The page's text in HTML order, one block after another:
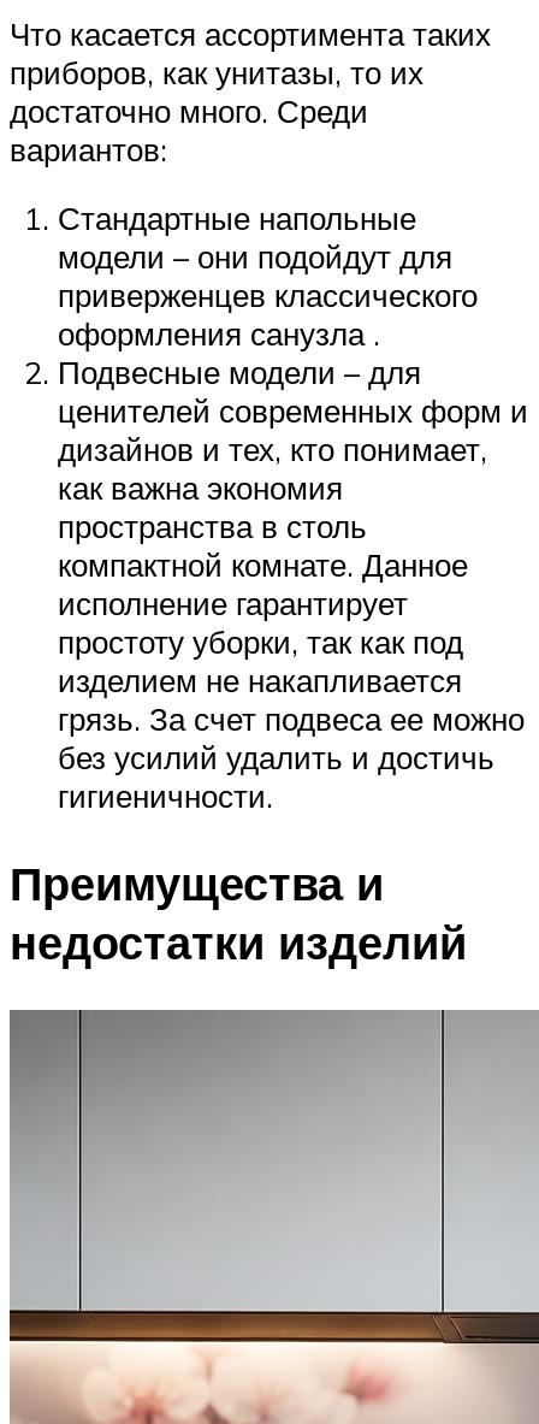
Что касается ассортимента таких
приборов, как унитазы, то их
достаточно много. Среди
вариантов:
Стандартные напольные
модели – они подойдут для
приверженцев классического
оформления санузла .
Подвесные модели – для
ценителей современных форм и
дизайнов и тех, кто понимает,
как важна экономия
пространства в столь
компактной комнате. Данное
исполнение гарантирует
простоту уборки, так как под
изделием не накапливается
грязь. За счет подвеса ее можно
без усилий удалить и достичь
гигиеничности.
Преимущества и
недостатки изделий